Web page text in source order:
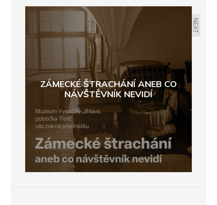
HISTORIE OBCHODU
NEXT
ZÁMECKÉ ŠTRACHÁNÍ ANEB CO
NÁVŠTĚVNÍK NEVIDÍ